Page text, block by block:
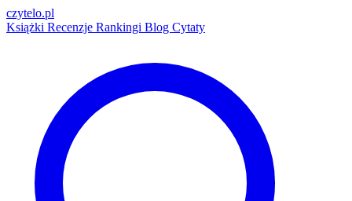
czytelo.pl
Książki Recenzje Rankingi Blog Cytaty